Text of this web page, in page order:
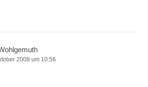
2008 um 10:56